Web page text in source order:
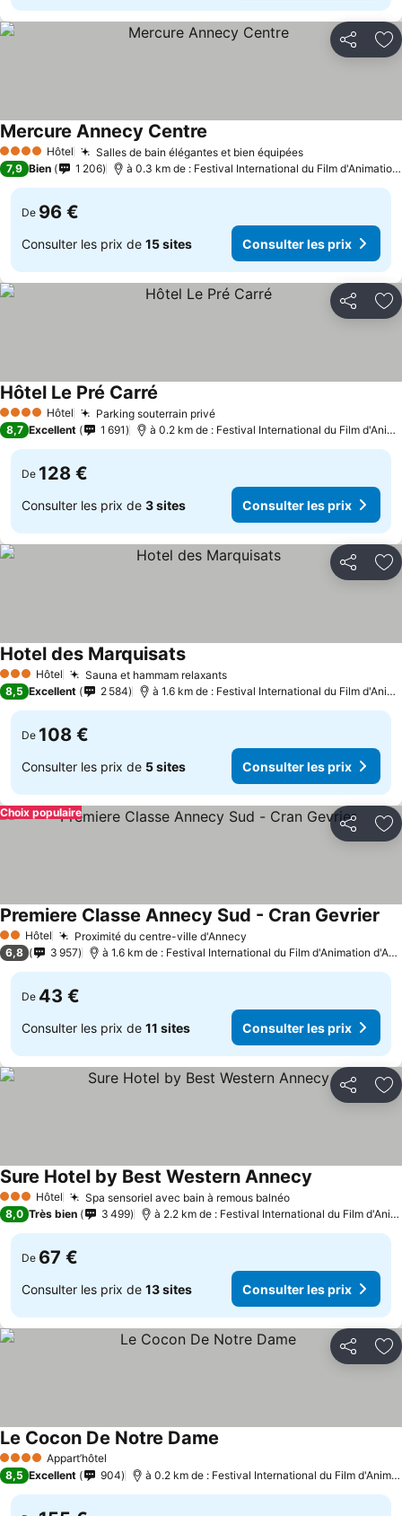
Partager
4 Étoiles Hôtel Salles de bain élégantes et bien équipéesConsulter les
Mercure Annecy Centre
7,9 Bien 1 206 à 0.3 km de : Festival International du Film d'Animation
De 96 €
Consulter les prix de 15 sites Consulter les prix
Partager
4 Étoiles Hôtel Parking souterrain privéConsulter les prix
Hôtel Le Pré Carré
8,7 Excellent 1 691 à 0.2 km de : Festival International du Film
De 128 €
Consulter les prix de 3 sites Consulter les prix
Partager
3 ÉtoilesHôtel Sauna et hammam relaxantsConsulter les prix
Hotel des MarquisatsConsulter les prix
8,5 Excellent 2 584 à 1.6 km de : Festival International du Film
De 108 €
Consulter les prix de 5 sites Consulter les prix
Partager
Choix populaire
2 Étoiles
Hôtel Proximité du centre-ville d'Annecy
Premiere Classe Annecy Sud - Cran Gevrier
6,8 3 957 à 1.6 km de : Festival International du Film d'Animation
De 43 €
Consulter les prix de 11 sites Consulter les prix
Partager
3 ÉtoilesHôtel Spa sensoriel avec bain à remous balnéoConsulter les
Sure Hotel by Best Western Annecy
8,0 Très bien 3 499 à 2.2 km de : Festival International du Film
De 67 €
Consulter les prix de 13 sites Consulter les prix
Partager
4 Étoiles Appart’hôtel
Le Cocon De Notre Dame
8,5 Excellent 904 à 0.2 km de : Festival International du Film